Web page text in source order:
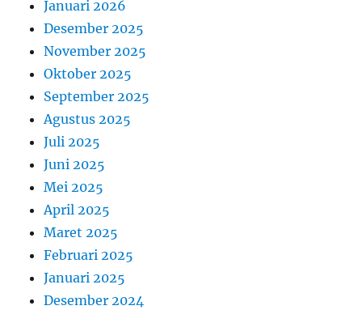
Januari 2026
Desember 2025
November 2025
Oktober 2025
September 2025
Agustus 2025
Juli 2025
Juni 2025
Mei 2025
April 2025
Maret 2025
Februari 2025
Januari 2025
Desember 2024